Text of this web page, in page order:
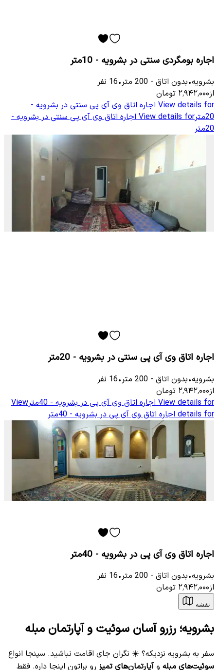
اجاره بومگردی سنتی در بشرویه - 10متر
بشرویه•بدون اتاق -
200 متر•
16 نفر
از۲٬۹۴۲٬۰۰۰ تومان
View details for اجاره اتاق وی آی پی سنتی در بشرویه -
20متر
View details for اجاره اتاق وی آی پی سنتی در بشرویه -
20متر
اجاره اتاق وی آی پی سنتی در بشرویه - 20متر
بشرویه•بدون اتاق -
200 متر•
16 نفر
از۲٬۹۴۲٬۰۰۰ تومان
View details for اجاره اتاق وی آی پی در بشرویه - 40متر
View
details for اجاره اتاق وی آی پی در بشرویه - 40متر
اجاره اتاق وی آی پی در بشرویه - 40متر
بشرویه•بدون اتاق -
200 متر•
16 نفر
از۲٬۹۴۲٬۰۰۰ تومان
نقشه
بشرویه؛ رزرو آسان سوئیت و آپارتمان مبله
سفر به بشرویه نزدیکه؟ ☀️ نگران جای اقامت نباشید. سپنجا انواع
سوئیت‌های مبله وآپارتمان‌های تمیز رو براتون اینجا داره. فقط